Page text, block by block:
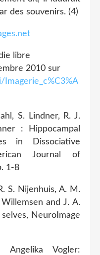
des souvenirs. (4)
libre
2010 sur
S. Lindner, R. J.
: Hippocampal
in Dissociative
Journal of
1-8
S. Nijenhuis, A. M.
and J. A.
NeuroImage
Vogler: